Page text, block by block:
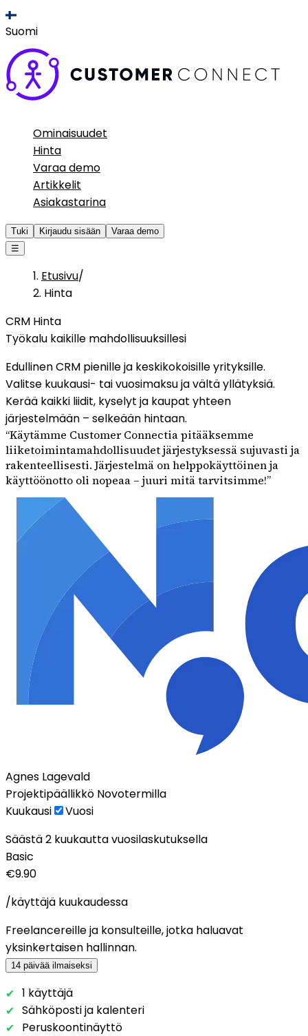
Suomi
Ominaisuudet
Hinta
Varaa demo
Artikkelit
Asiakastarina
Tuki Kirjaudu sisään
Varaa demo
☰
Etusivu/
Hinta
CRM Hinta
Työkalu kaikille mahdollisuuksillesi
Edullinen CRM pienille ja keskikokoisille yrityksille.
Valitse kuukausi- tai vuosimaksu ja vältä yllätyksiä.
Kerää kaikki liidit, kyselyt ja kaupat yhteen
järjestelmään – selkeään hintaan.
“Käytämme Customer Connectia pitääksemme
liiketoimintamahdollisuudet järjestyksessä sujuvasti ja
rakenteellisesti. Järjestelmä on helppokäyttöinen ja
käyttöönotto oli nopeaa – juuri mitä tarvitsimme!”
Agnes Lagevald
Projektipäällikkö Novotermilla
Kuukausi
Vuosi
Säästä 2 kuukautta vuosilaskutuksella
Basic
€9.90
/käyttäjä kuukaudessa
Freelancereille ja konsulteille, jotka haluavat
yksinkertaisen hallinnan.
14 päivää ilmaiseksi
1 käyttäjä
Sähköposti ja kalenteri
Peruskoontinäyttö